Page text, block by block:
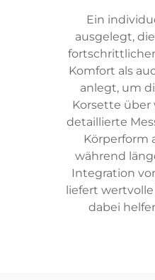
Ein
ausgelegt,
Komfort als
anlegt, um
Korsette über
detaillierte
Körperform
während
Integration
liefert
dabei